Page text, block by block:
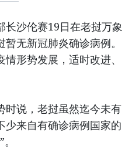
沙伦赛19日在老挝万象
无新冠肺炎确诊病例。
形势发展，适时改进、
时说，老挝虽然迄今未有
少来自有确诊病例国家的